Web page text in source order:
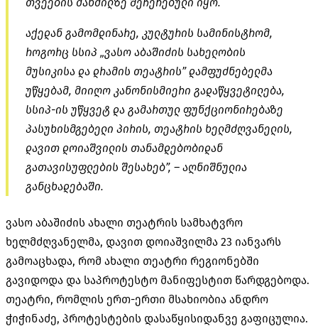
აქედან გამომდინარე, კულტურის სამინისტრომ,
როგორც სსიპ „ვასო აბაშიძის სახელობის
მუსიკისა და დრამის თეატრის” დამფუძნებელმა
უწყებამ, მიიღო კანონისმიერი გადაწყვეტილება,
სსიპ-ის უწყვეტ და გამართულ ფუნქციონირებაზე
პასუხისმგებელი პირის, თეატრის ხელმძღვანელის,
დავით დოიაშვილის თანამდებობიდან
გათავისუფლების შესახებ”, – აღნიშნულია
განცხადებაში.
ვასო აბაშიძის ახალი თეატრის სამხატვრო
ხელმძღვანელმა, დავით დოიაშვილმა 23 იანვარს
გამოაცხადა, რომ ახალი თეატრი რეგიონებში
გავიდოდა და საპროტესტო მანიფესტით წარდგებოდა.
თეატრი, რომლის ერთ-ერთი მსახიობია ანდრო
ჭიჭინაძე, პროტესტების დასაწყისიდანვე გაფიცულია.